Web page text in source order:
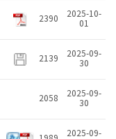
2390
2025-10-
01
2139
2025-09-
30
2058
2025-09-
30
2025-09-